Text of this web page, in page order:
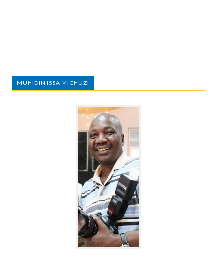
MUHIDIN ISSA MICHUZI